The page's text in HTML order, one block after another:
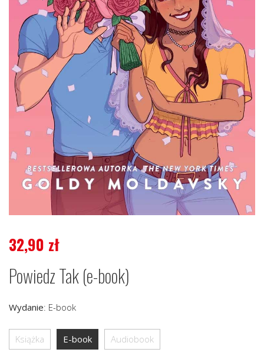
32,90 zł
Powiedz Tak (e-book)
Wydanie: E-book
Książka E-book Audiobook